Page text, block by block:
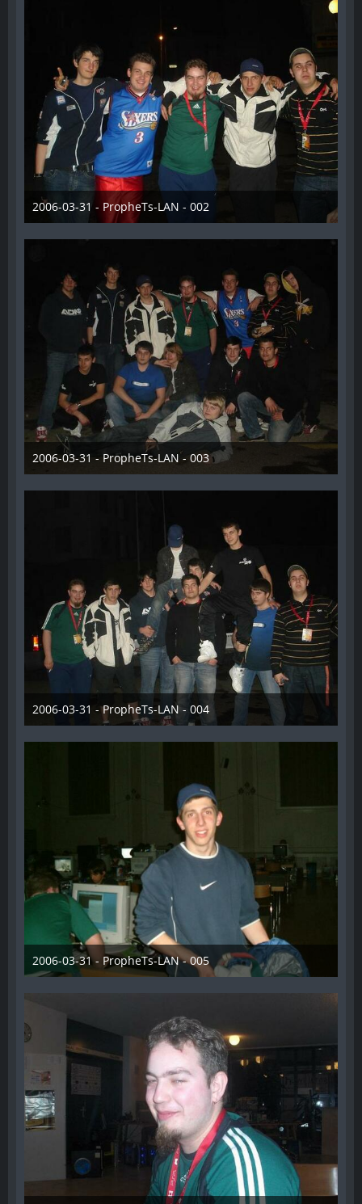
2006-03-31 - PropheTs-LAN - 002
28. Dezember 2012
2006-03-31 - PropheTs-LAN - 003
28. Dezember 2012
2006-03-31 - PropheTs-LAN - 004
28. Dezember 2012
2006-03-31 - PropheTs-LAN - 005
28. Dezember 2012